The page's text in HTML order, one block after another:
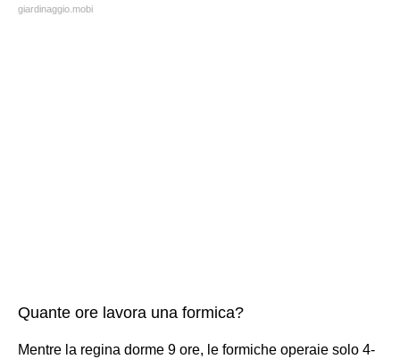
giardinaggio.mobi
Quante ore lavora una formica?
Mentre la regina dorme 9 ore, le formiche operaie solo 4-